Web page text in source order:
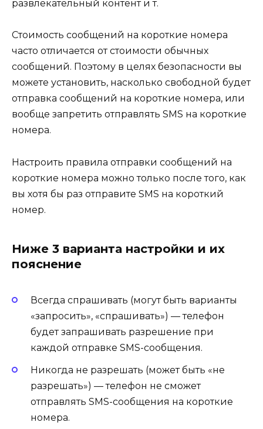
развлекательный контент и т.
Стоимость сообщений на короткие номера
часто отличается от стоимости обычных
сообщений. Поэтому в целях безопасности вы
можете установить, насколько свободной будет
отправка сообщений на короткие номера, или
вообще запретить отправлять SMS на короткие
номера.
Настроить правила отправки сообщений на
короткие номера можно только после того, как
вы хотя бы раз отправите SMS на короткий
номер.
Ниже 3 варианта настройки и их
пояснение
Всегда спрашивать (могут быть варианты
«запросить», «спрашивать») — телефон
будет запрашивать разрешение при
каждой отправке SMS-сообщения.
Никогда не разрешать (может быть «не
разрешать») — телефон не сможет
отправлять SMS-сообщения на короткие
номера.